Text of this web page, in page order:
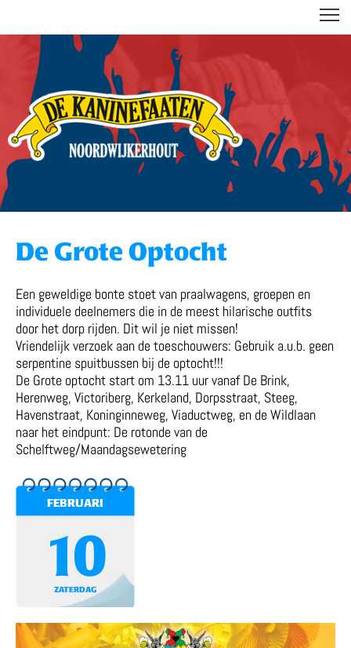
De Grote Optocht
Een geweldige bonte stoet van praalwagens, groepen en
individuele deelnemers die in de meest hilarische outfits
door het dorp rijden. Dit wil je niet missen!
Vriendelijk verzoek aan de toeschouwers: Gebruik a.u.b. geen
serpentine spuitbussen bij de optocht!!!
De Grote optocht start om 13.11 uur vanaf De Brink,
Herenweg, Victoriberg, Kerkeland, Dorpsstraat, Steeg,
Havenstraat, Koninginneweg, Viaductweg, en de Wildlaan
naar het eindpunt: De rotonde van de
Schelftweg/Maandagsewetering
FEBRUARI
10
ZATERDAG